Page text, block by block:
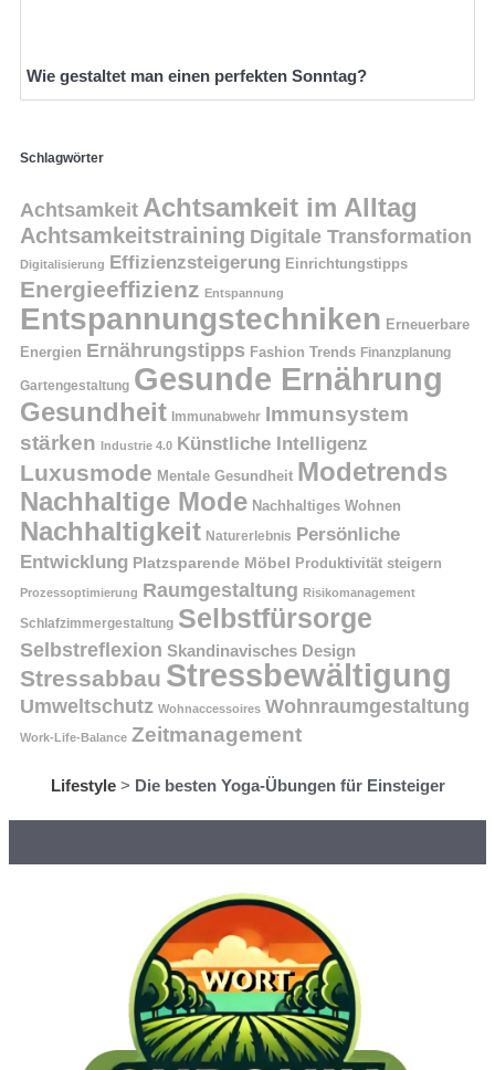
Wie gestaltet man einen perfekten Sonntag?
Schlagwörter
Achtsamkeit Achtsamkeit im Alltag
Achtsamkeitstraining Digitale Transformation
Digitalisierung Effizienzsteigerung Einrichtungstipps
Energieeffizienz Entspannung
Entspannungstechniken Erneuerbare
Energien Ernährungstipps Fashion Trends Finanzplanung
Gartengestaltung Gesunde Ernährung
Gesundheit Immunabwehr Immunsystem
stärken Industrie 4.0 Künstliche Intelligenz
Luxusmode Mentale Gesundheit Modetrends
Nachhaltige Mode Nachhaltiges Wohnen
Nachhaltigkeit Naturerlebnis Persönliche
Entwicklung Platzsparende Möbel Produktivität steigern
Prozessoptimierung Raumgestaltung Risikomanagement
Schlafzimmergestaltung Selbstfürsorge
Selbstreflexion Skandinavisches Design
Stressabbau Stressbewältigung
Umweltschutz Wohnaccessoires Wohnraumgestaltung
Work-Life-Balance Zeitmanagement
Lifestyle> Die besten Yoga-Übungen für Einsteiger